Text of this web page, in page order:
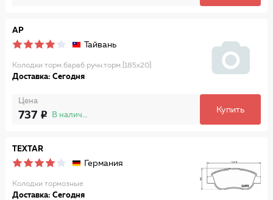
AP
Тайвань
Колодки торм.бараб.ручн.торм.[185x20]
Доставка: Сегодня
Цена
737 В наличии
Купить
TEXTAR
Германия
Колодки тормозные
Доставка: Сегодня